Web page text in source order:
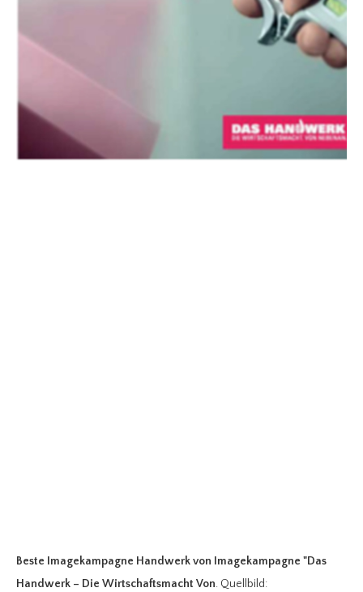
Beste Imagekampagne Handwerkvon Imagekampagne "Das
Handwerk – Die Wirtschaftsmacht Von. Quellbild: